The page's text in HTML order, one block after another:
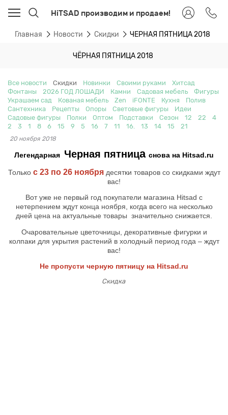
HiTSAD производим и продаем!
Главная Новости Скидки ЧЁРНАЯ ПЯТНИЦА 2018
ЧЁРНАЯ ПЯТНИЦА 2018
Все новости Скидки Новинки Своими руками
Хитсад
Фонтаны
2026 ГОД ЛОШАДИ Камни Садовая мебель
Фигуры
Украшаем сад
Кованая мебель Zen iFONTE Кухня
Полив
Сантехника
Рецепты Опоры Световые фигуры
Идеи
Садовые фигуры
Полки Оптом Подставки Сезон 12 22
4
2
3 1 8 6 15 9 5 16 7 11 16. 13 14 15 21
20 ноября 2018
Легендарная Черная пятница снова на Hitsad.ru
Только с 23 по 26 ноябрядесятки товаров со скидками ждут
вас!
Вот уже не первый год покупатели магазина Hitsad с
нетерпением ждут конца ноября, когда всего на несколько
дней цена на актуальные товары значительно снижается.
Очаровательные цветочницы, декоративные фигурки и
колпаки для укрытия растений в холодный период года – ждут
вас!
Не пропусти черную пятницу на Hitsad.ru
Скидка